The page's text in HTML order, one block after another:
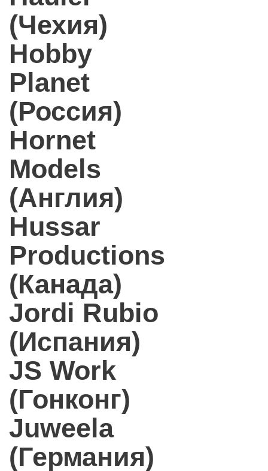
(Чехия)
Hobby
Planet
(Россия)
Hornet
Models
(Англия)
Hussar
Productions
(Канада)
Jordi Rubio
(Испания)
JS Work
(Гонконг)
Juweela
(Германия)